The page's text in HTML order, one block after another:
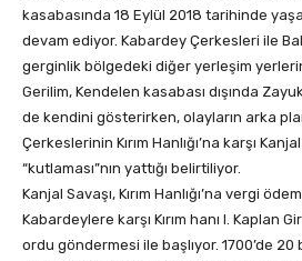
kasabasında 18 Eylül 2018 tarihinde
devam ediyor. Kabardey Çerkesleri ile
gerginlik bölgedeki diğer yerleşim
Gerilim, Kendelen kasabası dışında
de kendini gösterirken, olayların arka
Çerkeslerinin Kırım Hanlığı’na karşı Kanjal
“kutlaması”nın yattığı belirtiliyor.
Kanjal Savaşı, Kırım Hanlığı’na vergi
Kabardeylere karşı Kırım hanı I. Kaplan
ordu göndermesi ile başlıyor. 1700’de 20